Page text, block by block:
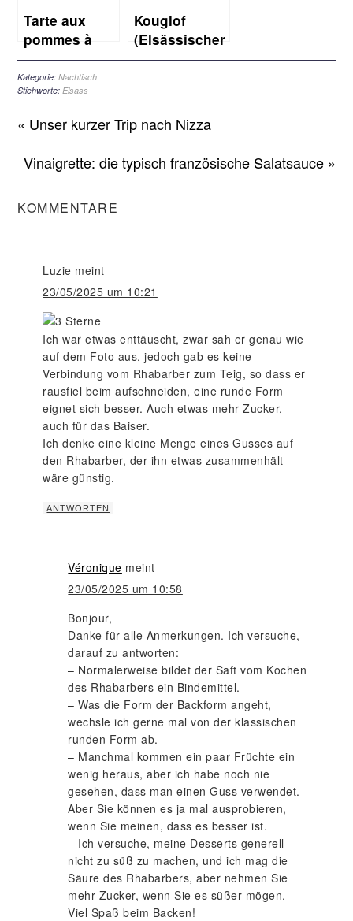
Sonntagsrezept
Tarte aux
pommes à
l’alsacienne
(Elsässischer
Apfelkuchen)
Kouglof
(Elsässischer
Gugelhupf)
Kategorie:Nachtisch
Stichworte:Elsass
« Unser kurzer Trip nach Nizza
Vinaigrette: die typisch französische Salatsauce »
KOMMENTARE
Luzie meint
23/05/2025 um 10:21
Ich war etwas enttäuscht, zwar sah er genau wie
auf dem Foto aus, jedoch gab es keine
Verbindung vom Rhabarber zum Teig, so dass er
rausfiel beim aufschneiden, eine runde Form
eignet sich besser. Auch etwas mehr Zucker,
auch für das Baiser.
Ich denke eine kleine Menge eines Gusses auf
den Rhabarber, der ihn etwas zusammenhält
wäre günstig.
ANTWORTEN
Véronique meint
23/05/2025 um 10:58
Bonjour,
Danke für alle Anmerkungen. Ich versuche,
darauf zu antworten:
– Normalerweise bildet der Saft vom Kochen
des Rhabarbers ein Bindemittel.
– Was die Form der Backform angeht,
wechsle ich gerne mal von der klassischen
runden Form ab.
– Manchmal kommen ein paar Früchte ein
wenig heraus, aber ich habe noch nie
gesehen, dass man einen Guss verwendet.
Aber Sie können es ja mal ausprobieren,
wenn Sie meinen, dass es besser ist.
– Ich versuche, meine Desserts generell
nicht zu süß zu machen, und ich mag die
Säure des Rhabarbers, aber nehmen Sie
mehr Zucker, wenn Sie es süßer mögen.
Viel Spaß beim Backen!